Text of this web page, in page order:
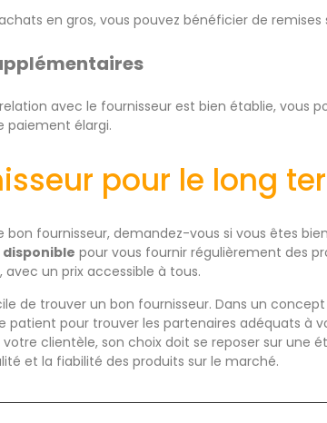
en gros, vous pouvez bénéficier de remises
avec le fournisseur est bien établie, vous
paiement élargi.
pour le long
bon fournisseur, demandez-vous si vous êtes
disponible pour vous fournir régulièrement des
un prix accessible à tous.
de trouver un bon fournisseur. Dans un
patient pour trouver les partenaires adéquats à
clientèle, son choix doit se reposer sur une
et la fiabilité des produits sur le marché.